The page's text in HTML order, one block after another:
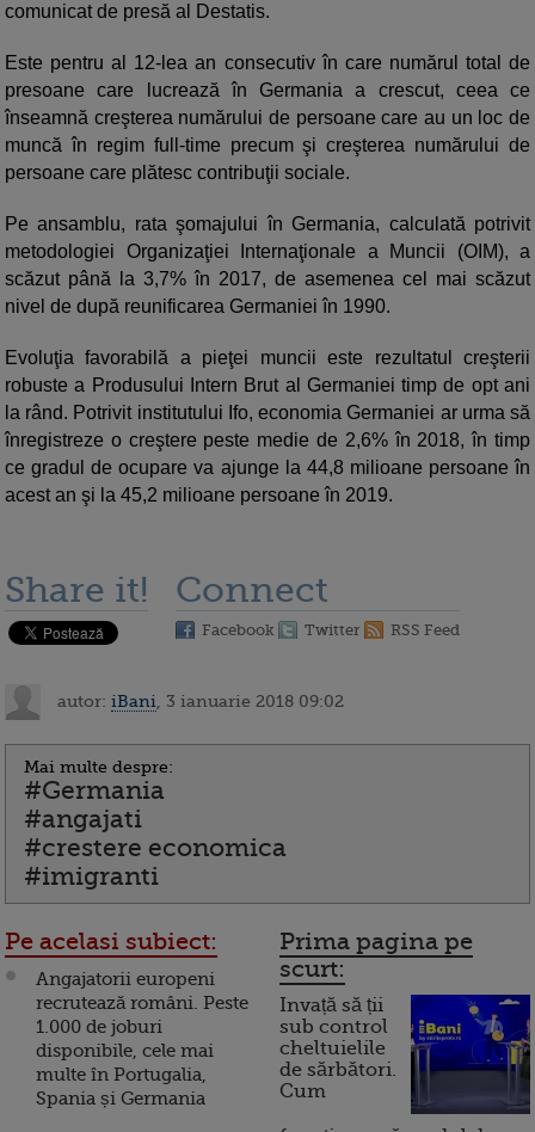
comunicat de presă al Destatis.
Este pentru al 12-lea an consecutiv în care numărul total de
presoane care lucrează în Germania a crescut, ceea ce
înseamnă creşterea numărului de persoane care au un loc de
muncă în regim full-time precum şi creşterea numărului de
persoane care plătesc contribuţii sociale.
Pe ansamblu, rata şomajului în Germania, calculată potrivit
metodologiei Organizaţiei Internaţionale a Muncii (OIM), a
scăzut până la 3,7% în 2017, de asemenea cel mai scăzut
nivel de după reunificarea Germaniei în 1990.
Evoluţia favorabilă a pieţei muncii este rezultatul creşterii
robuste a Produsului Intern Brut al Germaniei timp de opt ani
la rând. Potrivit institutului Ifo, economia Germaniei ar urma să
înregistreze o creştere peste medie de 2,6% în 2018, în timp
ce gradul de ocupare va ajunge la 44,8 milioane persoane în
acest an şi la 45,2 milioane persoane în 2019.
Share it! Connect
Facebook Twitter RSS Feed
autor: iBani , 3 ianuarie 2018 09:02
Mai multe despre:
#Germania
#angajati
#crestere economica
#imigranti
Pe acelasi subiect:
Angajatorii europeni
recrutează români. Peste
1.000 de joburi
disponibile, cele mai
multe în Portugalia,
Spania și Germania
Prima pagina pe
scurt:
Invață să ții
sub control
cheltuielile
de sărbători.
Cum